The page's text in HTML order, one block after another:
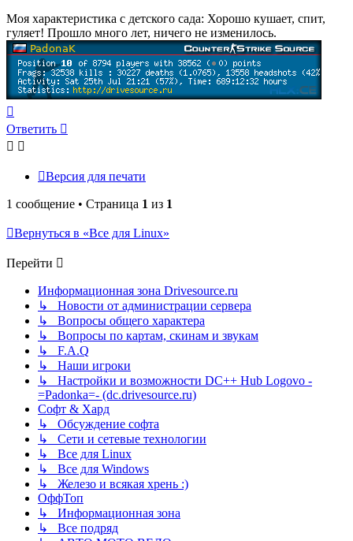
Моя характеристика с детского сада: Хорошо кушает, спит,
гуляет! Прошло много лет, ничего не изменилось.
к
началу
Ответить
Версия для печати
1 сообщение • Страница 1 из 1
Вернуться в «Все для Linux»
Перейти
Информационная зона Drivesource.ru
↳ Новости от администрации сервера
↳ Вопросы общего характера
↳ Вопросы по картам, скинам и звукам
↳ F.A.Q
↳ Наши игроки
↳ Настройки и возможности DC++ Hub Logovo -
=Padonka=- (dc.drivesource.ru)
Софт & Хард
↳ Обсуждение софта
↳ Сети и сетевые технологии
↳ Все для Linux
↳ Все для Windows
↳ Железо и всякая хрень :)
ОффТоп
↳ Информационная зона
↳ Все подряд